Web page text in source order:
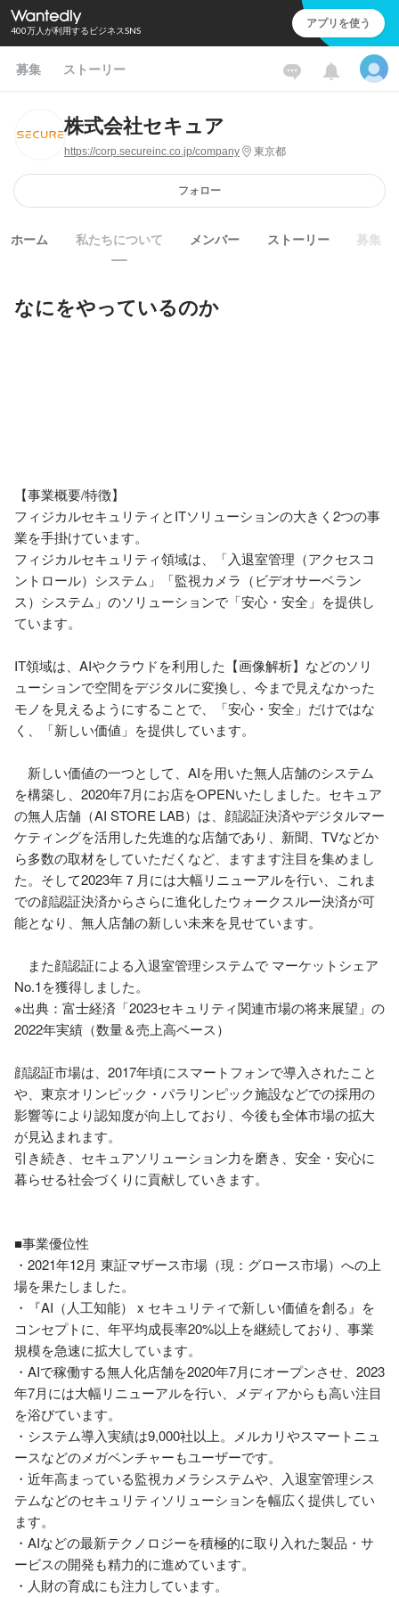
400万人が利用するビジネスSNS アプリを使う
募集 ストーリー
株式会社セキュア
https://corp.secureinc.co.jp/company 東京都
フォロー
ホーム 私たちについて メンバー ストーリー 募集
なにをやっているのか
【事業概要/特徴】
フィジカルセキュリティとITソリューションの大きく2つの事
業を手掛けています。
フィジカルセキュリティ領域は、「入退室管理（アクセスコ
ントロール）システム」「監視カメラ（ビデオサーベラン
ス）システム」のソリューションで「安心・安全」を提供し
ています。
IT領域は、AIやクラウドを利用した【画像解析】などのソリ
ューションで空間をデジタルに変換し、今まで見えなかった
モノを見えるようにすることで、「安心・安全」だけではな
く、「新しい価値」を提供しています。
新しい価値の一つとして、AIを用いた無人店舗のシステム
を構築し、2020年7月にお店をOPENいたしました。セキュア
の無人店舗（AI STORE LAB）は、顔認証決済やデジタルマー
ケティングを活用した先進的な店舗であり、新聞、TVなどか
ら多数の取材をしていただくなど、ますます注目を集めまし
た。そして2023年７月には大幅リニューアルを行い、これま
での顔認証決済からさらに進化したウォークスルー決済が可
能となり、無人店舗の新しい未来を見せています。
また顔認証による入退室管理システムで マーケットシェア
No.1を獲得しました。
※出典：富士経済「2023セキュリティ関連市場の将来展望」の
2022年実績（数量＆売上高ベース）
顔認証市場は、2017年頃にスマートフォンで導入されたこと
や、東京オリンピック・パラリンピック施設などでの採用の
影響等により認知度が向上しており、今後も全体市場の拡大
が見込まれます。
引き続き、セキュアソリューション力を磨き、安全・安心に
暮らせる社会づくりに貢献していきます。
■事業優位性
・2021年12月 東証マザース市場（現：グロース市場）への上
場を果たしました。
・『AI（人工知能） x セキュリティで新しい価値を創る』を
コンセプトに、年平均成長率20%以上を継続しており、事業
規模を急速に拡大しています。
・AIで稼働する無人化店舗を2020年7月にオープンさせ、2023
年7月には大幅リニューアルを行い、メディアからも高い注目
を浴びています。
・システム導入実績は9,000社以上。メルカリやスマートニュ
ースなどのメガベンチャーもユーザーです。
・近年高まっている監視カメラシステムや、入退室管理シス
テムなどのセキュリティソリューションを幅広く提供してい
ます。
・AIなどの最新テクノロジーを積極的に取り入れた製品・サ
ービスの開発も精力的に進めています。
・人財の育成にも注力しています。